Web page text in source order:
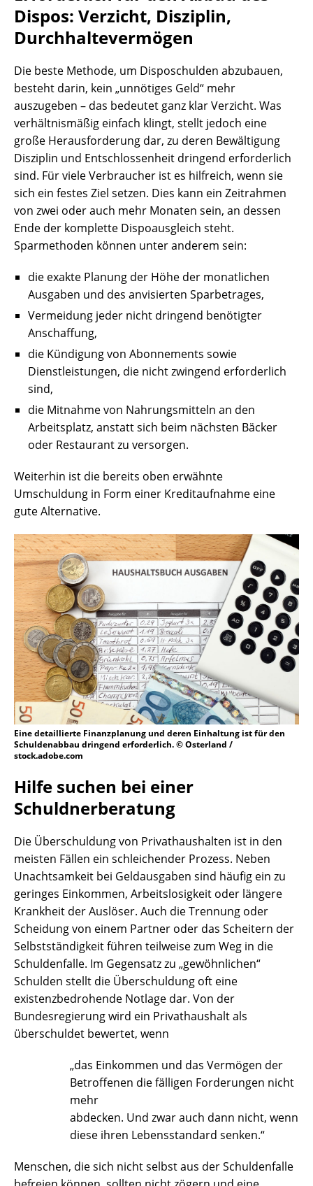
Dispos: Verzicht, Disziplin,
Durchhaltevermögen
Die beste Methode, um Disposchulden abzubauen,
besteht darin, kein „unnötiges Geld“ mehr
auszugeben – das bedeutet ganz klar Verzicht. Was
verhältnismäßig einfach klingt, stellt jedoch eine
große Herausforderung dar, zu deren Bewältigung
Disziplin und Entschlossenheit dringend erforderlich
sind. Für viele Verbraucher ist es hilfreich, wenn sie
sich ein festes Ziel setzen. Dies kann ein Zeitrahmen
von zwei oder auch mehr Monaten sein, an dessen
Ende der komplette Dispoausgleich steht.
Sparmethoden können unter anderem sein:
die exakte Planung der Höhe der monatlichen
Ausgaben und des anvisierten Sparbetrages,
Vermeidung jeder nicht dringend benötigter
Anschaffung,
die Kündigung von Abonnements sowie
Dienstleistungen, die nicht zwingend erforderlich
sind,
die Mitnahme von Nahrungsmitteln an den
Arbeitsplatz, anstatt sich beim nächsten Bäcker
oder Restaurant zu versorgen.
Weiterhin ist die bereits oben erwähnte
Umschuldung in Form einer Kreditaufnahme eine
gute Alternative.
Eine detaillierte Finanzplanung und deren Einhaltung ist für den
Schuldenabbau dringend erforderlich. © Osterland /
stock.adobe.com
Hilfe suchen bei einer
Schuldnerberatung
Die Überschuldung von Privathaushalten ist in den
meisten Fällen ein schleichender Prozess. Neben
Unachtsamkeit bei Geldausgaben sind häufig ein zu
geringes Einkommen, Arbeitslosigkeit oder längere
Krankheit der Auslöser. Auch die Trennung oder
Scheidung von einem Partner oder das Scheitern der
Selbstständigkeit führen teilweise zum Weg in die
Schuldenfalle. Im Gegensatz zu „gewöhnlichen“
Schulden stellt die Überschuldung oft eine
existenzbedrohende Notlage dar. Von der
Bundesregierung wird ein Privathaushalt als
überschuldet bewertet, wenn
„das Einkommen und das Vermögen der
Betroffenen die fälligen Forderungen nicht
mehr
abdecken. Und zwar auch dann nicht, wenn
diese ihren Lebensstandard senken.“
Menschen, die sich nicht selbst aus der Schuldenfalle